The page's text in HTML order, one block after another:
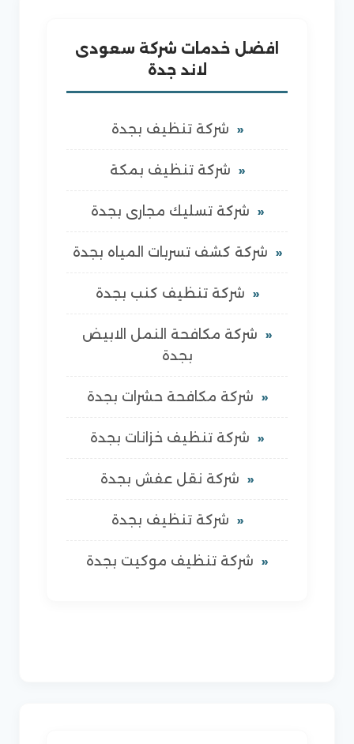
افضل خدمات شركة سعودى
لاند جدة
شركة تنظيف بجدة
شركة تنظيف بمكة
شركة تسليك مجارى بجدة
شركة كشف تسربات المياه بجدة
شركة تنظيف كنب بجدة
شركة مكافحة النمل الابيض
بجدة
شركة مكافحة حشرات بجدة
شركة تنظيف خزانات بجدة
شركة نقل عفش بجدة
شركة تنظيف بجدة
شركة تنظيف موكيت بجدة